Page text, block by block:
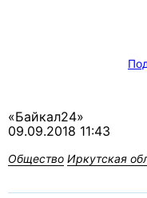
«Байкал24»
09.09.2018 11:43
Общество Иркутская